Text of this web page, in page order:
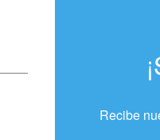
Recibe